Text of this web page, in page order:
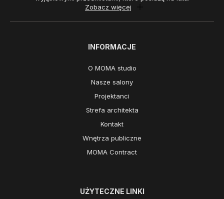
Zobacz więcej
INFORMACJE
O MOMA studio
Nasze salony
Projektanci
Strefa architekta
Kontakt
Wnętrza publiczne
MOMA Contract
UŻYTECZNE LINKI